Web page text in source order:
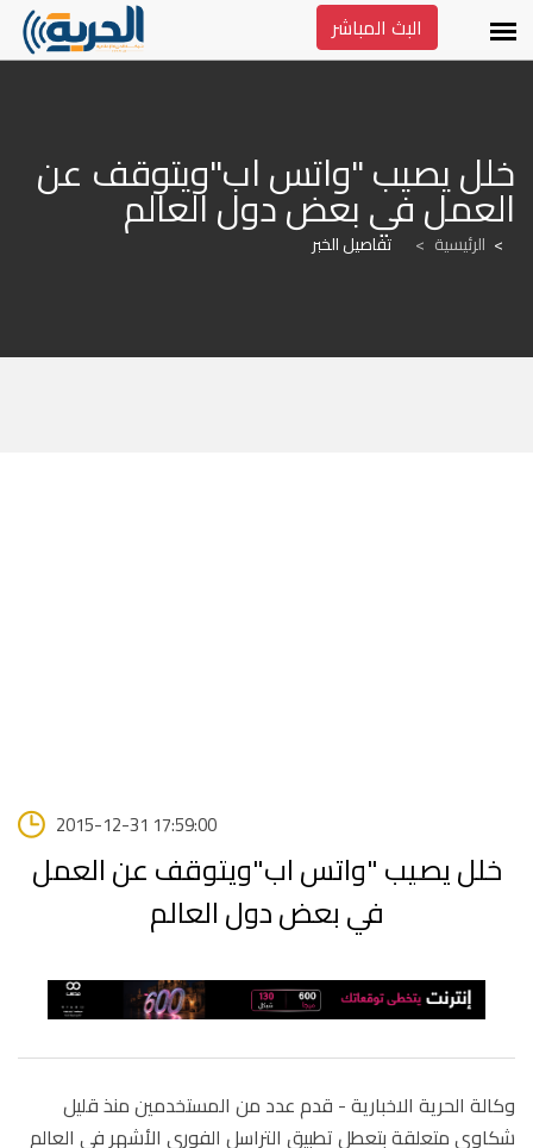
البث المباشر
العمل في بعض دول العالم
الرئيسية > تفاصيل الخبر
2015-12-31 17:59:00
خلل يصيب "واتس اب"ويتوقف عن العمل
في بعض دول العالم
وكالة الحرية الاخبارية - قدم عدد من المستخدمين منذ قليل
شكاوى متعلقة بتعطل تطبيق التراسل الفورى الأشهر فى العالم